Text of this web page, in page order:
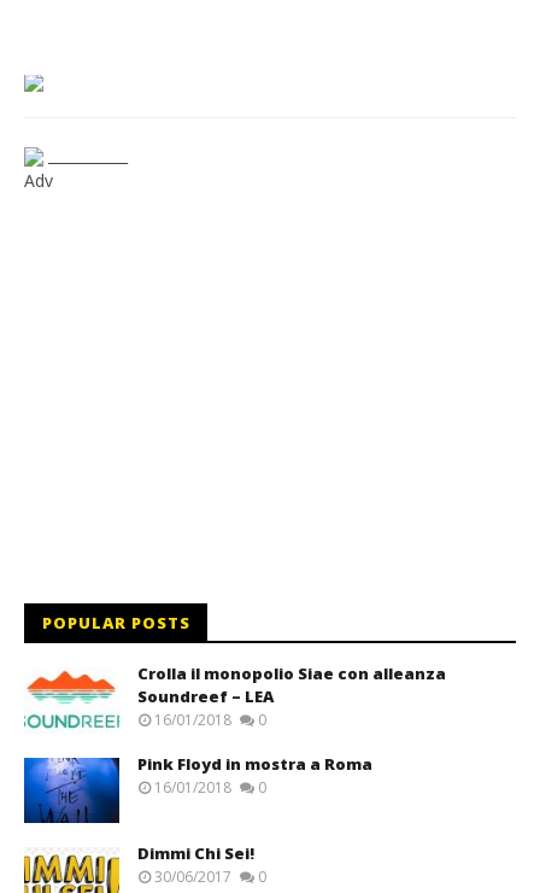
Adv
POPULAR POSTS
Crolla il monopolio Siae con alleanza
Soundreef – LEA
16/01/2018 0
Pink Floyd in mostra a Roma
16/01/2018 0
Dimmi Chi Sei!
30/06/2017 0